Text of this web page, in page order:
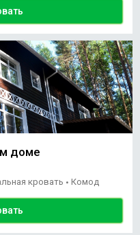
доме
кровать • Комод